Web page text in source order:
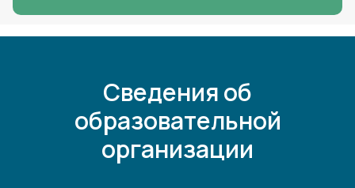
Сведения об
образовательной
организации